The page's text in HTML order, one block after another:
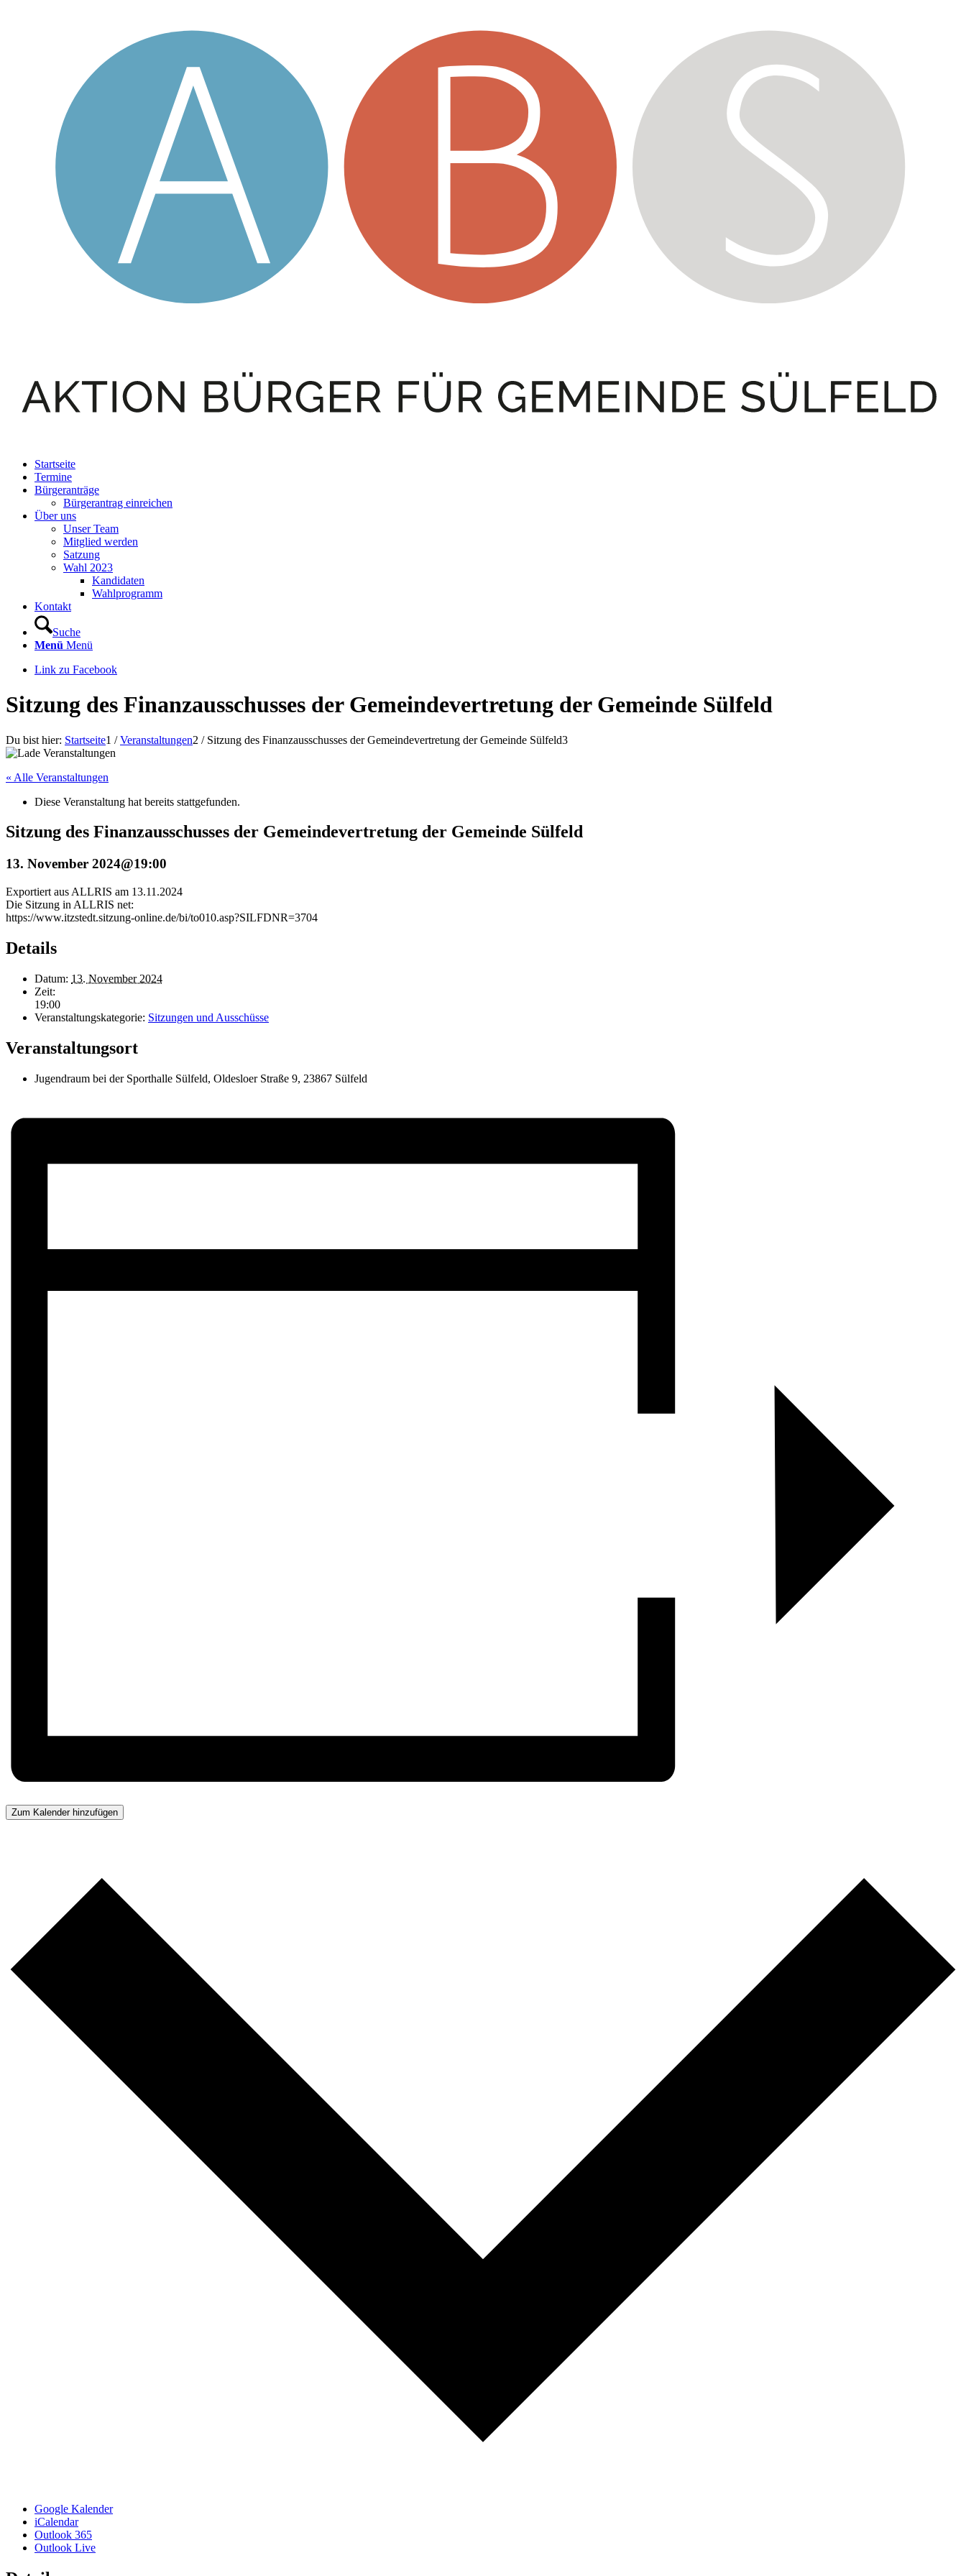
Startseite
Termine
Bürgeranträge
Bürgerantrag einreichen
Über uns
Unser Team
Mitglied werden
Satzung
Wahl 2023
Kandidaten
Wahlprogramm
Kontakt
Suche
Menü Menü
Link zu Facebook
Sitzung des Finanzausschusses der Gemeindevertretung der Gemeinde Sülfeld
Du bist hier: Startseite1 / Veranstaltungen2 / Sitzung des Finanzausschusses der Gemeindevertretung der Gemeinde Sülfeld3
« Alle Veranstaltungen
Diese Veranstaltung hat bereits stattgefunden.
Sitzung des Finanzausschusses der Gemeindevertretung der Gemeinde Sülfeld
13. November 2024@19:00
Exportiert aus ALLRIS am 13.11.2024
Die Sitzung in ALLRIS net:
https://www.itzstedt.sitzung-online.de/bi/to010.asp?SILFDNR=3704
Details
Datum: 13. November 2024
Zeit:
19:00
Veranstaltungskategorie: Sitzungen und Ausschüsse
Veranstaltungsort
Jugendraum bei der Sporthalle Sülfeld, Oldesloer Straße 9, 23867 Sülfeld
Zum Kalender hinzufügen
Google Kalender
iCalendar
Outlook 365
Outlook Live